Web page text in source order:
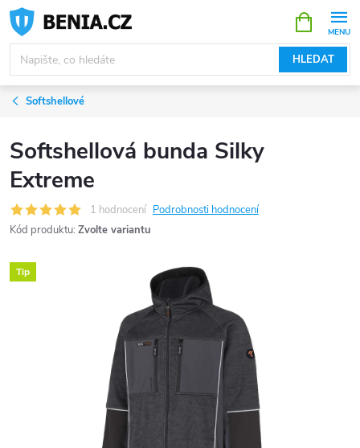
Přejít
obsah
HLEDAT
NÁKUPNÍ
KOŠÍK
Softshellové
Softshellová bunda Silky
Extreme
1 hodnocení Podrobnosti hodnocení
Kód produktu: Zvolte variantu
Tip